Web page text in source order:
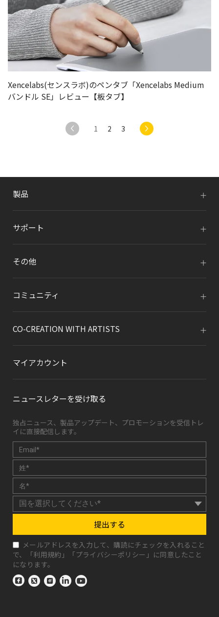
Xencelabs(センスラボ)のペンタブ「Xencelabs Medium
バンドル SE」レビュー【板タブ】
1 2 3
製品
サポート
その他
コミュニティ
CO-CREATION WITH ARTISTS
マイアカウント
ニュースレターを受け取る
独占ニュース、製品アップデート、プロモーションを受信トレ
イに直接配信します。
提出する
メールアドレスを入力して、購読にチェックを入れること
で、「利用規約 」「プライバシーポリシー 」に同意したこと
になります。